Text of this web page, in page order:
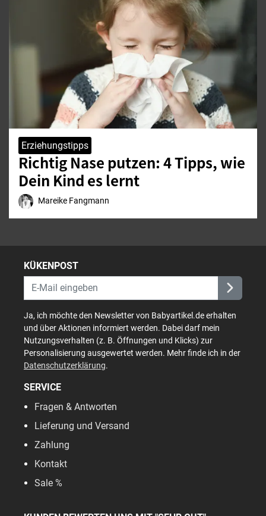
Erziehungstipps
Richtig Nase putzen: 4 Tipps, wie
Dein Kind es lernt
Mareike Fangmann
KÜKENPOST
Ja, ich möchte den Newsletter von Babyartikel.de erhalten
und über Aktionen informiert werden. Dabei darf mein
Nutzungsverhalten (z. B. Öffnungen und Klicks) zur
Personalisierung ausgewertet werden. Mehr finde ich in der
Datenschutzerklärung.
SERVICE
Fragen & Antworten
Lieferung und Versand
Zahlung
Kontakt
Sale %